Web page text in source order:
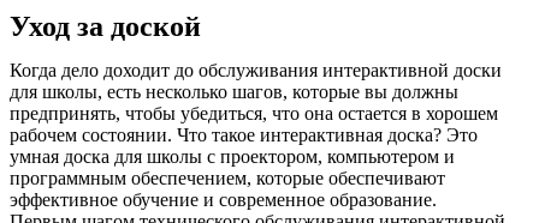
Уход за доской
Когда дело доходит до обслуживания интерактивной доски
для школы, есть несколько шагов, которые вы должны
предпринять, чтобы убедиться, что она остается в хорошем
рабочем состоянии. Что такое интерактивная доска? Это
умная доска для школы с проектором, компьютером и
программным обеспечением, которые обеспечивают
эффективное обучение и современное образование.